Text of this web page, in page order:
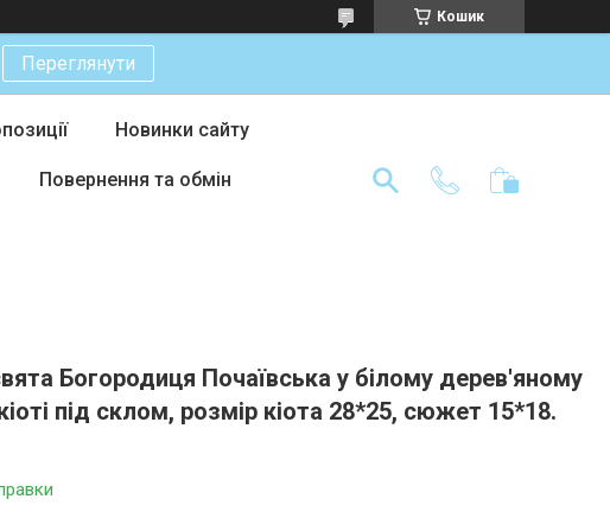
Кошик
Переглянути
Новинки сайту
Повернення та обмін
Богородиця Почаївська у білому дерев'яному
під склом, розмір кіота 28*25, сюжет 15*18.